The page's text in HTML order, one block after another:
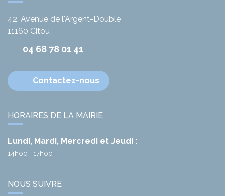
42, Avenue de l'Argent-Double
11160 Citou
04 68 78 01 41
Contactez-nous
HORAIRES DE LA MAIRIE
Lundi, Mardi, Mercredi et Jeudi :
14h00 - 17h00
NOUS SUIVRE